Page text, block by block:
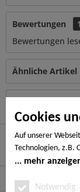
Cookies
Auf unserer
Technologien, z.B.
Ihrem Endgerät
Notwendige
mehr
Notwendig
Bewertungen
1
Bewertungen
Ähnliche Artikel
Hier finden Sie
Service Hotline